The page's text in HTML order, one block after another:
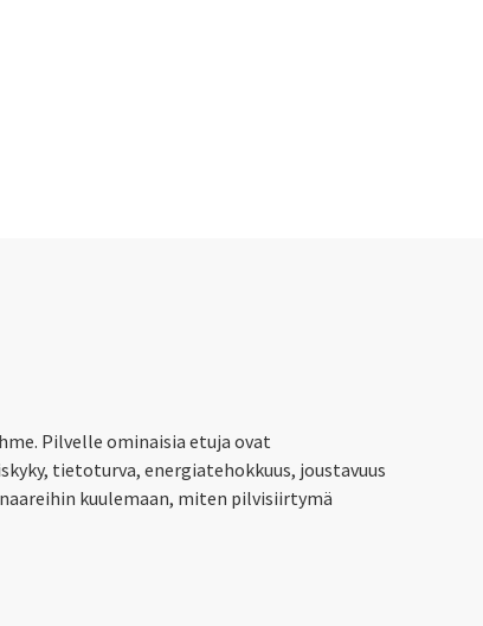
Pilvelle ominaisia etuja ovat
tietoturva, energiatehokkuus, joustavuus
kuulemaan, miten pilvisiirtymä